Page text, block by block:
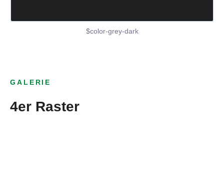
$color-grey-dark
GALERIE
4er Raster